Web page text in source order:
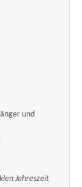
und
Jahreszeit